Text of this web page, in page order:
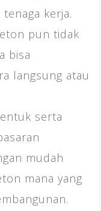
kerja.
pun tidak
bisa
langsung atau
serta
mudah
mana yang